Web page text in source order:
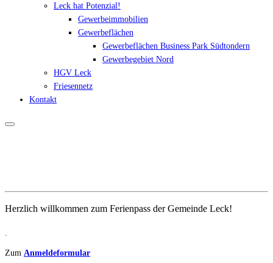
Leck hat Potenzial!
Gewerbeimmobilien
Gewerbeflächen
Gewerbeflächen Business Park Südtondern
Gewerbegebiet Nord
HGV Leck
Friesennetz
Kontakt
Herzlich willkommen zum Ferienpass der Gemeinde Leck!
Zum Anmeldeformular